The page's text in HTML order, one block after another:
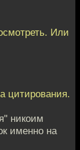
Или
цитирования.
никоим
именно на